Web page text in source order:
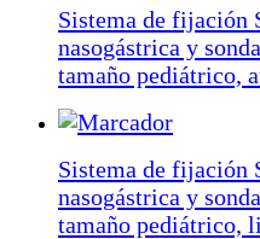
Sistema de fijación
nasogástrica y
tamaño pediátrico,
Sistema de fijación
nasogástrica y
tamaño pediátrico,